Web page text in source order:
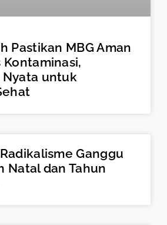
Pastikan MBG Aman
Kontaminasi,
untuk
Ganggu
Natal dan Tahun